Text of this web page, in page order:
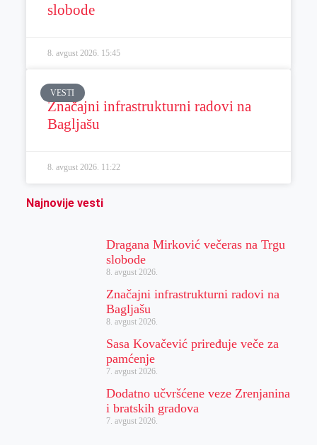
slobode
8. avgust 2026. 15:45
VESTI
Značajni infrastrukturni radovi na
Bagljašu
8. avgust 2026. 11:22
Najnovije vesti
Dragana Mirković večeras na Trgu
slobode
8. avgust 2026.
Značajni infrastrukturni radovi na
Bagljašu
8. avgust 2026.
Sasa Kovačević priređuje veče za
pamćenje
7. avgust 2026.
Dodatno učvršćene veze Zrenjanina
i bratskih gradova
7. avgust 2026.